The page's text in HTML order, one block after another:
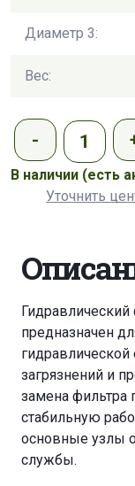
Диаметр 3:
Вес:
В наличии (есть
Уточнить
Гидравлический
предназначен
загрязнений и
замена фильтра
стабильную
основные узлы
службы.